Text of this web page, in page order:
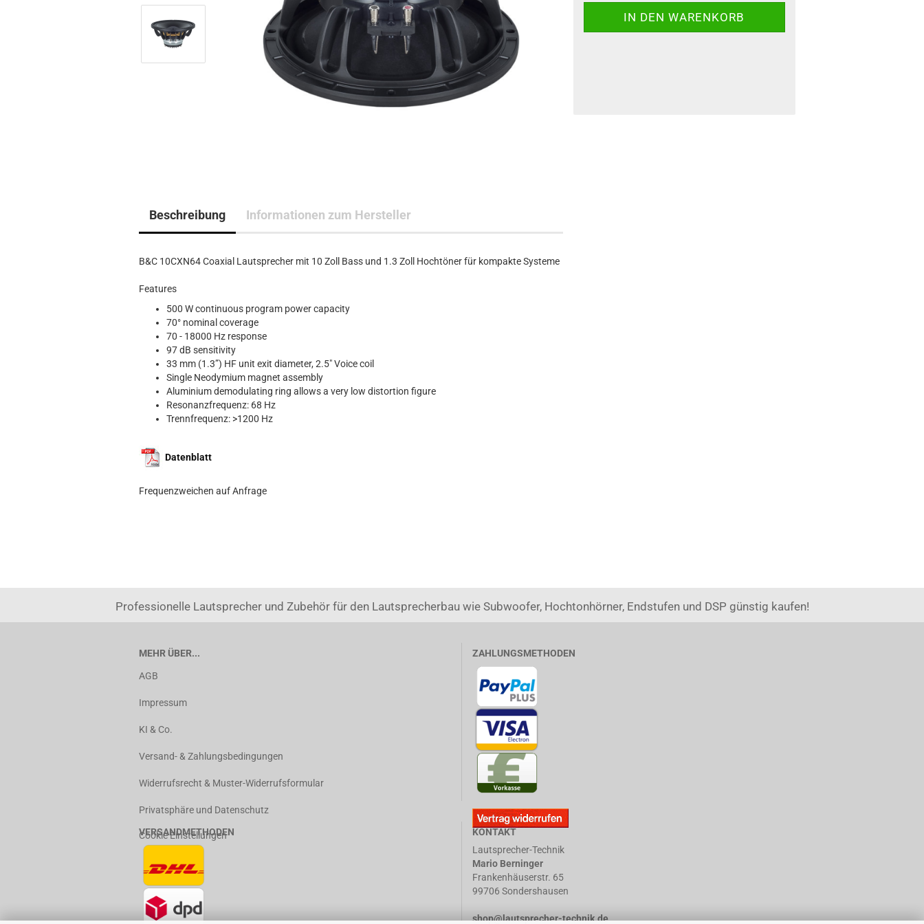
Beschreibung Informationen zum Hersteller
B&C 10CXN64 Coaxial Lautsprecher mit 10 Zoll Bass und 1.3 Zoll Hochtöner für kompakte Systeme
Features
500 W continuous program power capacity
70° nominal coverage
70 - 18000 Hz response
97 dB sensitivity
33 mm (1.3”) HF unit exit diameter, 2.5" Voice coil
Single Neodymium magnet assembly
Aluminium demodulating ring allows a very low distortion figure
Resonanzfrequenz: 68 Hz
Trennfrequenz: >1200 Hz
Datenblatt
Frequenzweichen auf Anfrage
Professionelle Lautsprecher und Zubehör für den Lautsprecherbau wie Subwoofer, Hochtonhörner, Endstufen und DSP günstig kaufen!
MEHR ÜBER...
AGB
Impressum
KI & Co.
Versand- & Zahlungsbedingungen
Widerrufsrecht & Muster-Widerrufsformular
Privatsphäre und Datenschutz
Cookie Einstellungen
ZAHLUNGSMETHODEN
VERSANDMETHODEN
KONTAKT
Lautsprecher-Technik
Mario Berninger
Frankenhäuserstr. 65
99706 Sondershausen
shop@lautsprecher-technik.de